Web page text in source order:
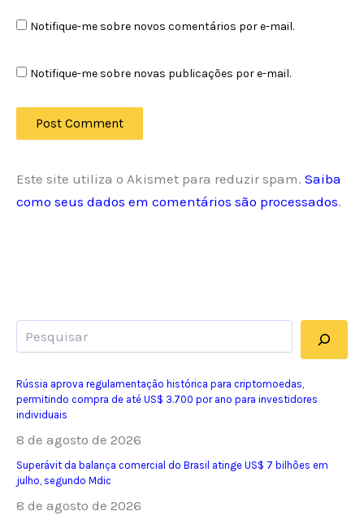
Notifique-me sobre novos comentários por e-mail.
Notifique-me sobre novas publicações por e-mail.
Este site utiliza o Akismet para reduzir spam. Saiba
como seus dados em comentários são processados.
Rússia aprova regulamentação histórica para criptomoedas,
permitindo compra de até US$ 3.700 por ano para investidores
individuais
8 de agosto de 2026
Superávit da balança comercial do Brasil atinge US$ 7 bilhões em
julho, segundo Mdic
8 de agosto de 2026